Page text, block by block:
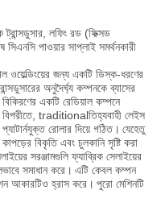
লফিং রড (ফিক্সড
পাওয়ার সাপ্লাই সমর্থনকারী
জন্য একটি ডিস্ক-ধরণের
অনুদৈর্ঘ্য কম্পনকে ব্যাসের
একটি রেডিয়াল কম্পনে
বিপরীতে, traditionalতিহ্যবাহী লেইস
রোলার দিয়ে গঠিত। যেহেতু
বিকৃতি এবং চুলকানি সৃষ্টি করা
সরঞ্জামগুলি ফ্যাব্রিক সেলাইয়ের
সমাধান করে। এটি কেবল কম্পন
আকারটিও হ্রাস করে। পুরো মেশিনটি